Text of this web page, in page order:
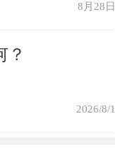
8月28日
？
2026/8/1